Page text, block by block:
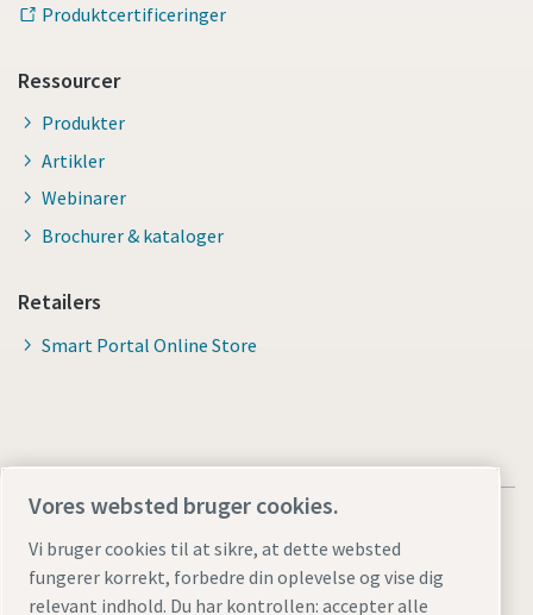
Produktcertificeringer
Ressourcer
Produkter
Artikler
Webinarer
Brochurer & kataloger
Retailers
Smart Portal Online Store
Juridiske bemærkninger og bemærkninger om beskyttelse
Vores websted bruger cookies.
Vi bruger cookies til at sikre, at dette websted
fungerer korrekt, forbedre din oplevelse og vise dig
relevant indhold. Du har kontrollen: accepter alle